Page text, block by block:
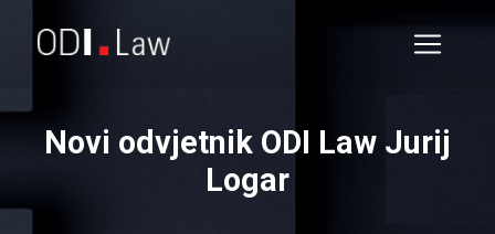
Novi odvjetnik ODI Law Jurij
Logar